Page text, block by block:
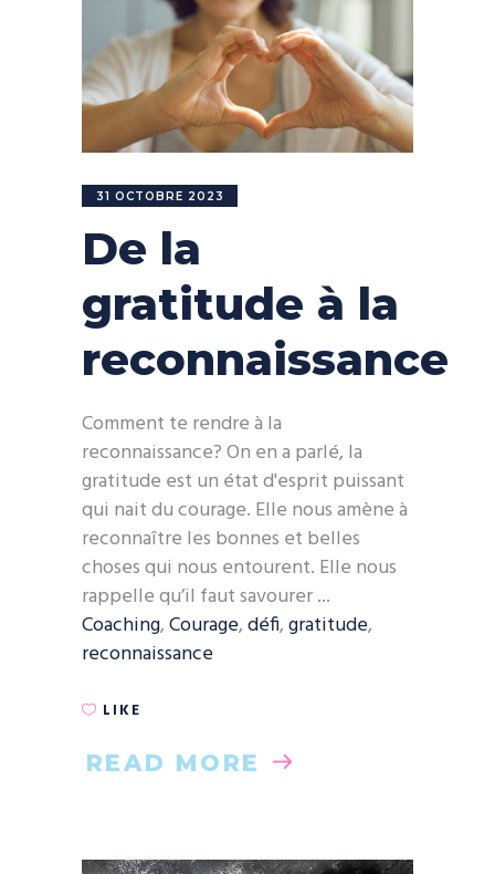
31 OCTOBRE 2023
De la
gratitude à la
reconnaissance
Comment te rendre à la
reconnaissance? On en a parlé, la
gratitude est un état d'esprit puissant
qui nait du courage. Elle nous amène à
reconnaître les bonnes et belles
choses qui nous entourent. Elle nous
rappelle qu’il faut savourer
Coaching,Courage,défi,gratitude,
reconnaissance
LIKE
READ MORE